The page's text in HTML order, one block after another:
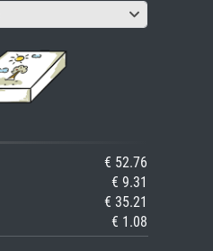
€ 52.76
€ 9.31
€ 35.21
€ 1.08